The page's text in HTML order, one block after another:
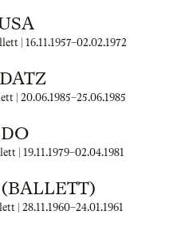
| 16.11.1957–02.02.1972
| 20.06.1985–25.06.1985
| 19.11.1979–02.04.1981
| 28.11.1960–24.01.1961